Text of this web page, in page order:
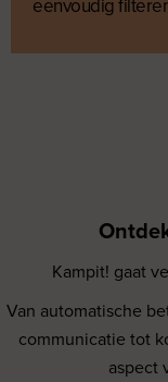
eenvoudig
Kampit! gaat
Van automatische
communicatie tot
aspect